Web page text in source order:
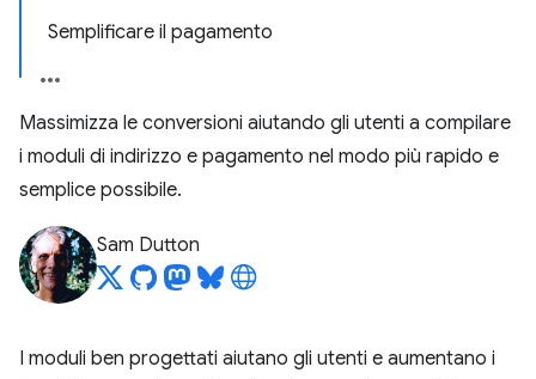
Semplificare il pagamento
Massimizza le conversioni aiutando gli utenti a compilare
i moduli di indirizzo e pagamento nel modo più rapido e
semplice possibile.
Sam Dutton
I moduli ben progettati aiutano gli utenti e aumentano i